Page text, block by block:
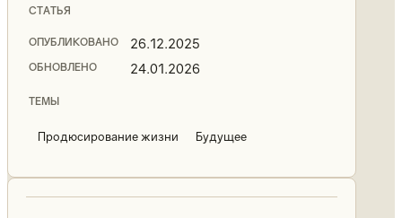
СТАТЬЯ
ОПУБЛИКОВАНО 26.12.2025
ОБНОВЛЕНО 24.01.2026
ТЕМЫ
Продюсирование жизни Будущее